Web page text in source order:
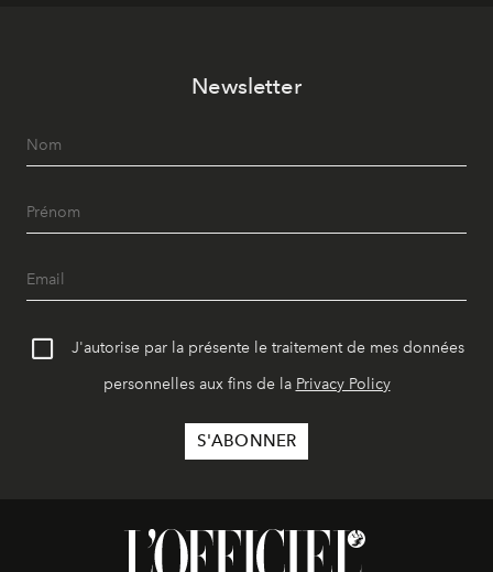
Newsletter
J'autorise par la présente le traitement de mes données
personnelles aux fins de la Privacy Policy